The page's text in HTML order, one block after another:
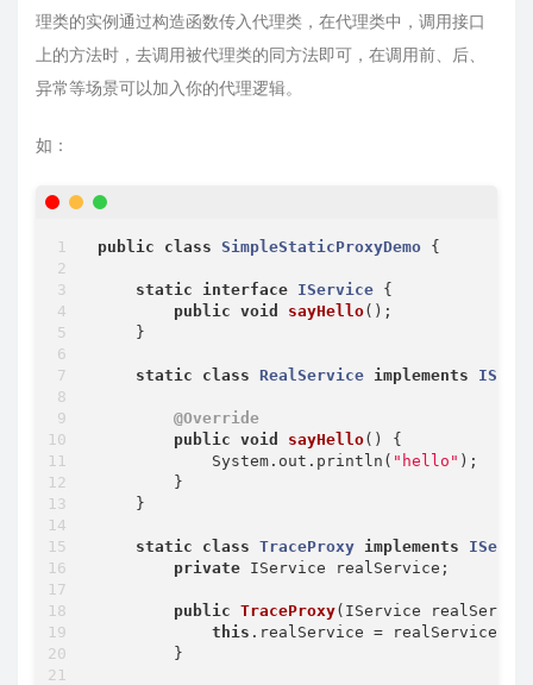
理类的实例通过构造函数传入代理类，在代理类中，调用接口
上的方法时，去调用被代理类的同方法即可，在调用前、后、
异常等场景可以加入你的代理逻辑。
如：
public class SimpleStaticProxyDemo {
static interface IService {
public void sayHello() ;
    }
static class RealService implements
@Override
public void sayHello()
{
            System.out.println(
"hello" );
        }
    }
static class TraceProxy implements
private IService realService;
public TraceProxy(IService
this .realService = realService;
        }